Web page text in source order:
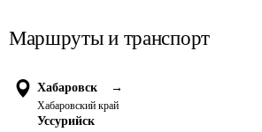
Маршруты и транспорт
Хабаровск →
Хабаровский край
Уссурийск